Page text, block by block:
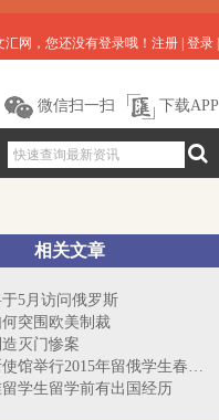
网，您还没有登录哦！ 注册 登录
微信扫一扫 下载APP
相关文章
5月访问俄罗斯
突围欧美制裁
灭门惨案
驻俄罗斯使馆举行2015年留俄学生春节联欢会
学生留学前有出国经历